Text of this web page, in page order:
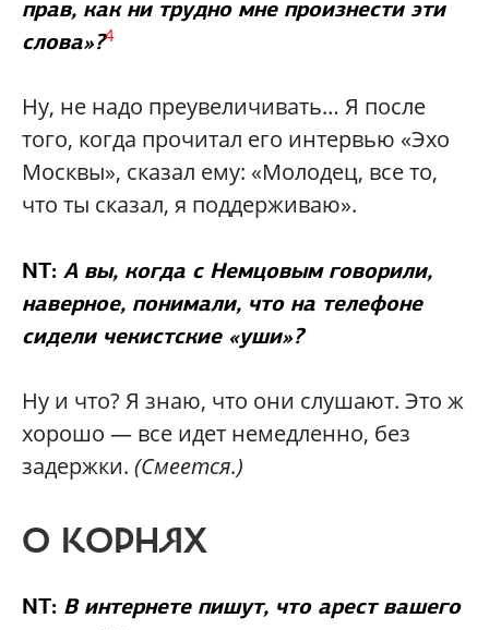
прав, как ни трудно мне произнести эти
слова»?4
Ну, не надо преувеличивать… Я после
того, когда прочитал его интервью «Эхо
Москвы», сказал ему: «Молодец, все то,
что ты сказал, я поддерживаю».
NT: А вы, когда с Немцовым говорили,
наверное, понимали, что на телефоне
сидели чекистские «уши»?
Ну и что? Я знаю, что они слушают. Это ж
хорошо — все идет немедленно, без
задержки. (Смеется.)
О КОРНЯХ
NT: В интернете пишут, что арест вашего